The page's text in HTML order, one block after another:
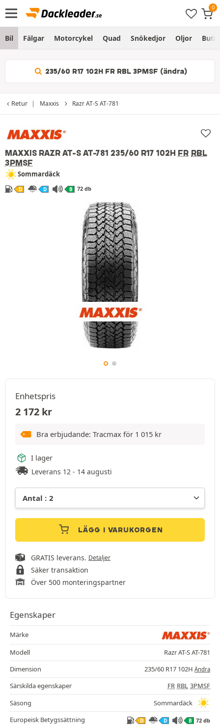
Bil Fälgar Motorcykel Quad Snökedjor Oljor Butik
235/60 R17 102H FR RBL 3PMSF (ändra)
Retur Maxxis Razr AT-S AT-781
MAXXIS RAZR AT-S AT-781 235/60 R17 102H FR RBL
3PMSF
Sommardäck
D D B 72 db
Enhetspris
2 172 kr
Bra erbjudande: Tracmax för 1 015 kr
I lager
Leverans 12 - 14 augusti
LÄGG I VARUKORGEN
GRATIS leverans. Detaljer
Säker transaktion
Över 500 monteringspartner
Egenskaper
Märke
Modell
Razr AT-S AT-781
Dimension
235/60 R17 102H Ändra
Särskilda egenskaper FR RBL 3PMSF
Säsong
Sommardäck
Europeisk Betygssättning
D D B 72 db